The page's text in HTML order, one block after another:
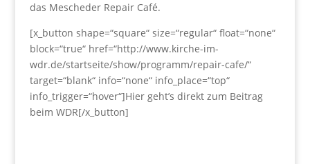
das Mescheder Repair Café.
[x_button shape=“square“ size=“regular“ float=“none“
block=“true“ href=“http://www.kirche-im-
wdr.de/startseite/show/programm/repair-cafe/“
target=“blank“ info=“none“ info_place=“top“
info_trigger=“hover“]Hier geht’s direkt zum Beitrag
beim WDR[/x_button]